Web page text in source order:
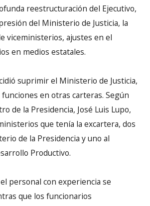
reestructuración del Ejecutivo,
del Ministerio de Justicia, la
viceministerios, ajustes en el
en medios estatales.
suprimir el Ministerio de Justicia,
en otras carteras. Según
de la Presidencia, José Luis Lupo,
que tenía la excartera, dos
de la Presidencia y uno al
Productivo.
personal con experiencia se
que los funcionarios